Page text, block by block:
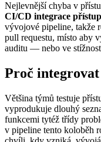
Nejlevnější chyba v
CI/CD integrace
vývojové pipeline, takže
pull requestu, místo aby
auditu — nebo ve
Proč
Většina týmů testuje
vyprodukuje dlouhý
funkcemi tytéž třídy
v pipeline tento koloběh